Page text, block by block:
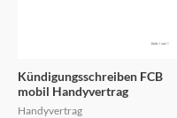
Kündigungsschreiben FCB
mobil Handyvertrag
Handyvertrag